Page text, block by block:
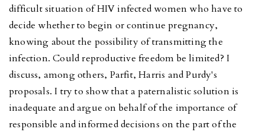
difficult situation of HIV infected women who have to
decide whether to begin or continue pregnancy,
knowing about the possibility of transmitting the
infection. Could reproductive freedom be limited? I
discuss, among others, Parfit, Harris and Purdy's
proposals. I try to show that a paternalistic solution is
inadequate and argue on behalf of the importance of
responsible and informed decisions on the part of the